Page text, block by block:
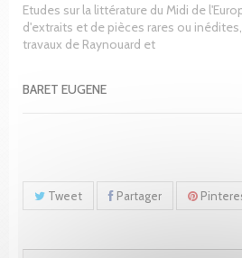
Etudes sur la littérature du Midi de
d'extraits et de pièces rares ou
travaux de Raynouard et
BARET EUGENE
Tweet Partager